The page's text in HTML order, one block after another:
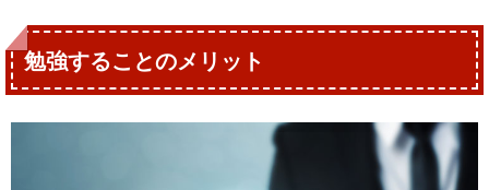
勉強することのメリット